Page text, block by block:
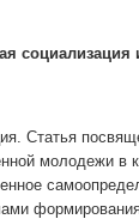
социализация
Статья
молодежи в